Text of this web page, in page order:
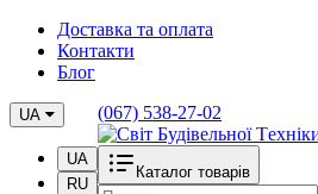
Доставка та оплата
Контакти
Блог
UA
UA
RU
(067) 538-27-02
Каталог товарів